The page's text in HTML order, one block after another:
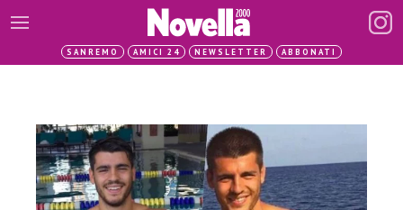
SANREMO AMICI 24 NEWSLETTER ABBONATI